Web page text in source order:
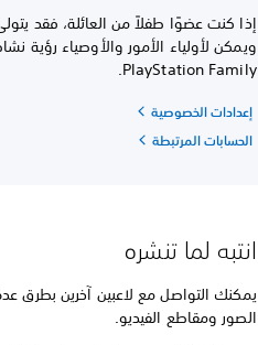
إذا كنت عضوًا طفلاً من العائلة، فقد
PlayStation Family.
إعدادات الخصوصية
الحسابات المرتبطة
انتبه لما تنشره
يمكنك التواصل مع لاعبين آخرين بطرق
الصور ومقاطع الفيديو.